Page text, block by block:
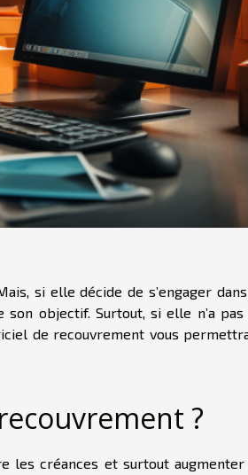
si elle décide de s’engager
objectif. Surtout, si elle n’a pas
de recouvrement vous
?
les créances et surtout augmenter